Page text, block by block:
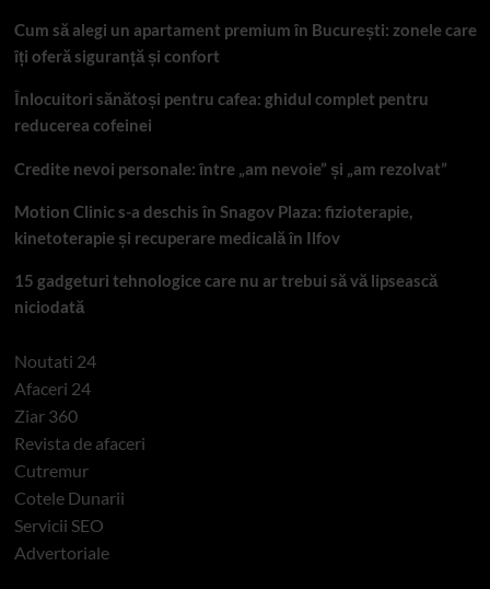
Cum să alegi un apartament premium în București: zonele care
îți oferă siguranță și confort
Înlocuitori sănătoși pentru cafea: ghidul complet pentru
reducerea cofeinei
Credite nevoi personale: între „am nevoie” și „am rezolvat”
Motion Clinic s-a deschis în Snagov Plaza: fizioterapie,
kinetoterapie și recuperare medicală în Ilfov
15 gadgeturi tehnologice care nu ar trebui să vă lipsească
niciodată
Noutati 24
Afaceri 24
Ziar 360
Revista de afaceri
Cutremur
Cotele Dunarii
Servicii SEO
Advertoriale